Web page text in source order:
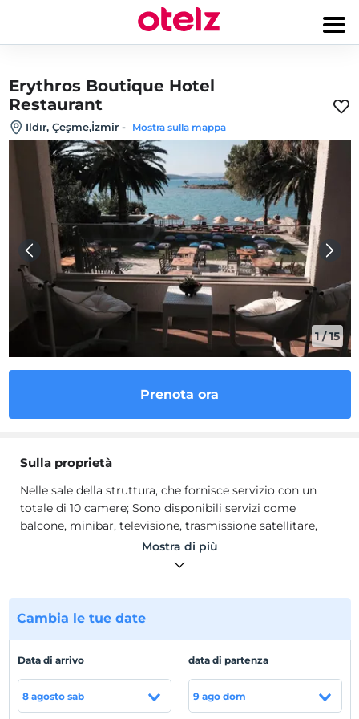
Erythros Boutique Hotel
Restaurant
Ildır, Çeşme,İzmir - Mostra sulla mappa
1/15
Prenota ora
Sulla proprietà
Nelle sale della struttura, che fornisce servizio con un
totale di 10 camere; Sono disponibili servizi come
balcone, minibar, televisione, trasmissione satellitare,
doccia, WC, aria condizionata e asciugacapelli. Possono
gustare i sapori unici della cucina egea presso il
18:00 e le 23:00) sulla spiaggia a partire dal 1 maggio. Dal
1° maggio il Beach Bar è aperto dalle 09:00 alle 02:00 a
totale di 10 camere; Sono disponibili servizi come
balcone, minibar, televisione, trasmissione satellitare,
doccia, WC, aria condizionata e asciugacapelli. Possono
Mostra di più
Cambia le tue date
Data di arrivo
8 agosto sab
data di partenza
9 ago dom